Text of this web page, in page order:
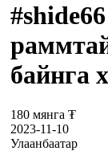
байнга
180 мянга ₮
2023-11-10
Улаанбаатар